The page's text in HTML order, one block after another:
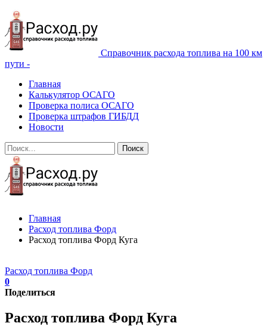
Справочник расхода топлива на 100 км
пути -
Главная
Калькулятор ОСАГО
Проверка полиса ОСАГО
Проверка штрафов ГИБДД
Новости
Главная
Расход топлива Форд
Расход топлива Форд Куга
Расход топлива Форд
0
Поделиться
Расход топлива Форд Куга